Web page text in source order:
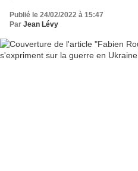
Publié le 24/02/2022 à 15:47
Par Jean Lévy